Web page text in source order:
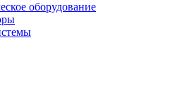
оборудование